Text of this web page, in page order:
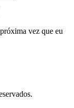
vez que eu